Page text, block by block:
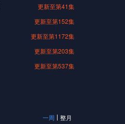
更新至第41集
更新至第152集
更新至第1172集
更新至第203集
更新至第537集
一周 整月